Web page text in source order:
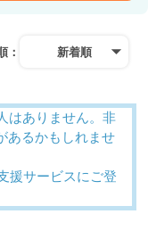
： 新着順
はありません。非
あるかもしれませ
援サービスにご登